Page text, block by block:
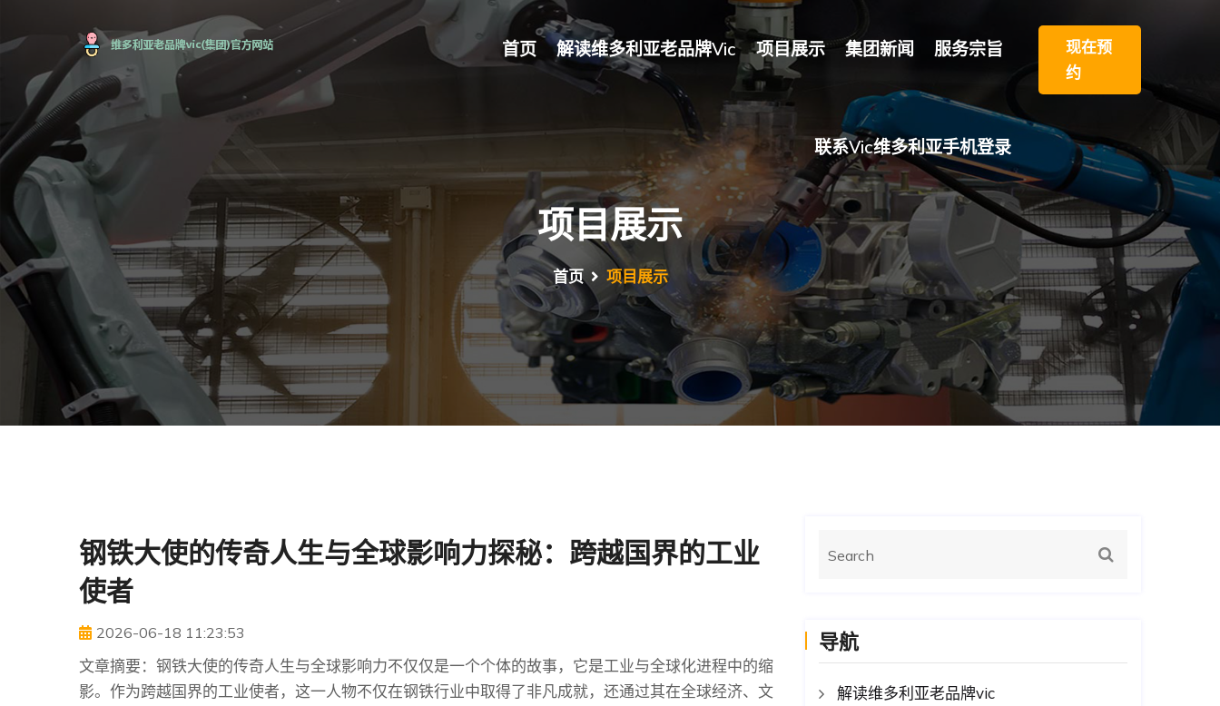
首页 解读维多利亚老品牌vic 项目展示 集团新闻 服务宗旨
联系vic维多利亚手机登录
现在预
约
项目展示
首页 项目展示
钢铁大使的传奇人生与全球影响力探秘：跨越国界的工业
使者
2026-06-18 11:23:53
文章摘要：钢铁大使的传奇人生与全球影响力不仅仅是一个个体的故事，它是工业与全球化进程中的缩
影。作为跨越国界的工业使者，这一人物不仅在钢铁行业中取得了非凡成就，还通过其在全球经济、文
导航
解读维多利亚老品牌vic